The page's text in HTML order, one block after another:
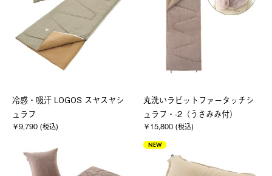
冷感・吸汗 LOGOS スヤスヤシ
ュラフ
￥9,790 (税込)
丸洗いラビットファータッチシ
ュラフ・-2（うさみみ付）
￥15,800 (税込)
NEW